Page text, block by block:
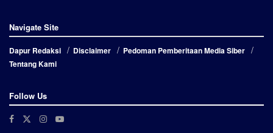
Navigate Site
Dapur Redaksi Disclaimer
Pedoman Pemberitaan Media Siber
Tentang Kami
Follow Us